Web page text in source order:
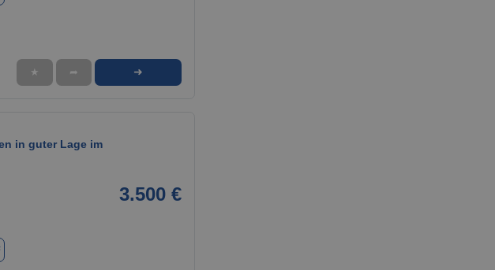
★ ➦ ➜
in guter Lage im
3.500 €